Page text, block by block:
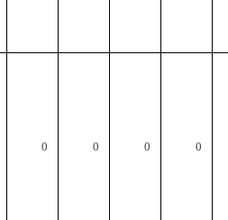
0 0 0 0